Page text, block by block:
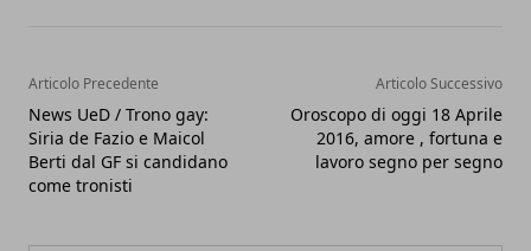
Articolo Precedente
News UeD / Trono gay:
Siria de Fazio e Maicol
Berti dal GF si candidano
come tronisti
Articolo Successivo
Oroscopo di oggi 18 Aprile
2016, amore , fortuna e
lavoro segno per segno